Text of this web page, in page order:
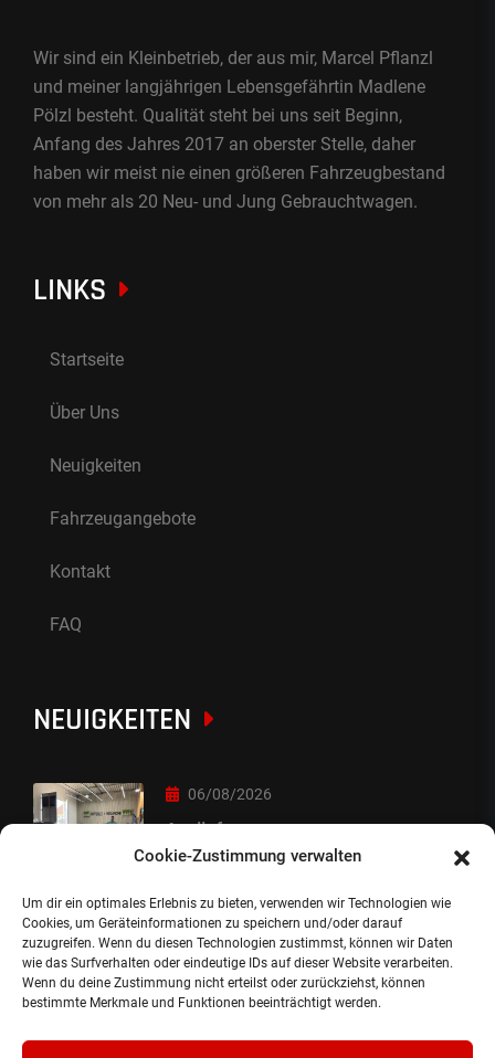
Cookie-Zustimmung verwalten
Um dir ein optimales Erlebnis zu bieten, verwenden wir Technologien wie
Cookies, um Geräteinformationen zu speichern und/oder darauf
zuzugreifen. Wenn du diesen Technologien zustimmst, können wir Daten
wie das Surfverhalten oder eindeutige IDs auf dieser Website verarbeiten.
Wenn du deine Zustimmung nicht erteilst oder zurückziehst, können
bestimmte Merkmale und Funktionen beeinträchtigt werden.
Wir sind ein Kleinbetrieb, der aus mir, Marcel Pflanzl
und meiner langjährigen Lebensgefährtin Madlene
Pölzl besteht. Qualität steht bei uns seit Beginn,
Anfang des Jahres 2017 an oberster Stelle, daher
haben wir meist nie einen größeren Fahrzeugbestand
von mehr als 20 Neu- und Jung Gebrauchtwagen.
LINKS
Startseite
Über Uns
Neuigkeiten
Fahrzeugangebote
Kontakt
FAQ
NEUIGKEITEN
06/08/2026
Auslieferung
05/08/2026
Auslieferung :-)